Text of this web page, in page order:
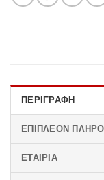
ΠΕΡΙΓΡΑΦΉ
ΕΠΙΠΛΈΟΝ
ΕΤΑΙΡΊΑ